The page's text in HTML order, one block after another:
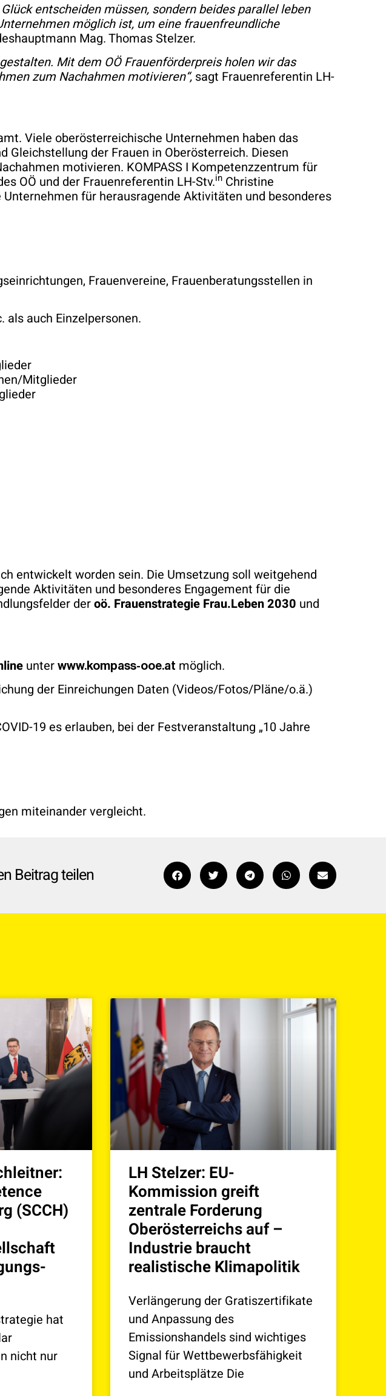
entscheiden müssen, sondern beides parallel leben
möglich ist, um eine frauenfreundliche
Mag. Thomas Stelzer.
Mit dem OÖ Frauenförderpreis holen wir das
zum Nachahmen motivieren“, sagt Frauenreferentin LH-
Viele oberösterreichische Unternehmen haben das
Gleichstellung der Frauen in Oberösterreich. Diesen
motivieren. KOMPASS I Kompetenzzentrum für
OÖ und der Frauenreferentin LH-Stv.in Christine
für herausragende Aktivitäten und besonderes
Frauenvereine, Frauenberatungsstellen in
auch Einzelpersonen.
Mitglieder
entwickelt worden sein. Die Umsetzung soll weitgehend
Aktivitäten und besonderes Engagement für die
deroö. Frauenstrategie Frau.Leben 2030 und
unter www.kompass-ooe.at möglich.
der Einreichungen Daten (Videos/Fotos/Pläne/o.ä.)
19 es erlauben, bei der Festveranstaltung „10 Jahre
miteinander vergleicht.
Beitrag teilen
(SCCH)
hat
nicht nur
LH Stelzer: EU-
Kommission greift
zentrale Forderung
Oberösterreichs auf –
Industrie braucht
realistische Klimapolitik
Verlängerung der Gratiszertifikate
und Anpassung des
Emissionshandels sind wichtiges
Signal für Wettbewerbsfähigkeit
und Arbeitsplätze Die